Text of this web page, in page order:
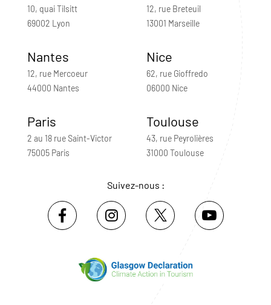
10, quai Tilsitt
69002 Lyon
12, rue Breteuil
13001 Marseille
Nantes
12, rue Mercoeur
44000 Nantes
Nice
62, rue Gioffredo
06000 Nice
Paris
2 au 18 rue Saint-Victor
75005 Paris
Toulouse
43, rue Peyrolières
31000 Toulouse
Suivez-nous :